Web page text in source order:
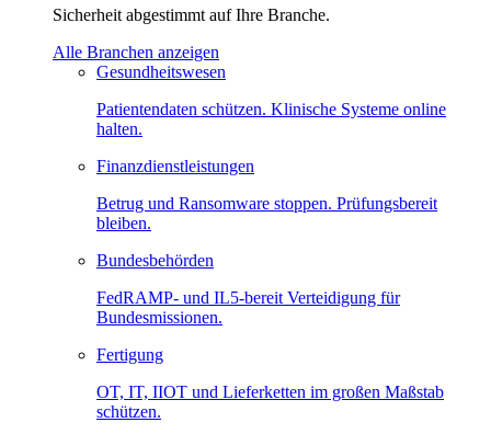
Sicherheit abgestimmt auf Ihre Branche.
Alle Branchen anzeigen
Gesundheitswesen
Patientendaten schützen. Klinische Systeme online
halten.
Finanzdienstleistungen
Betrug und Ransomware stoppen. Prüfungsbereit
bleiben.
Bundesbehörden
FedRAMP- und IL5-bereit Verteidigung für
Bundesmissionen.
Fertigung
OT, IT, IIOT und Lieferketten im großen Maßstab
schützen.